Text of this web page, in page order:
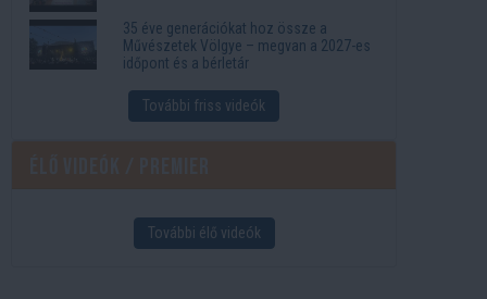
35 éve generációkat hoz össze a
Művészetek Völgye – megvan a 2027-es
időpont és a bérletár
További friss videók
További élő videók